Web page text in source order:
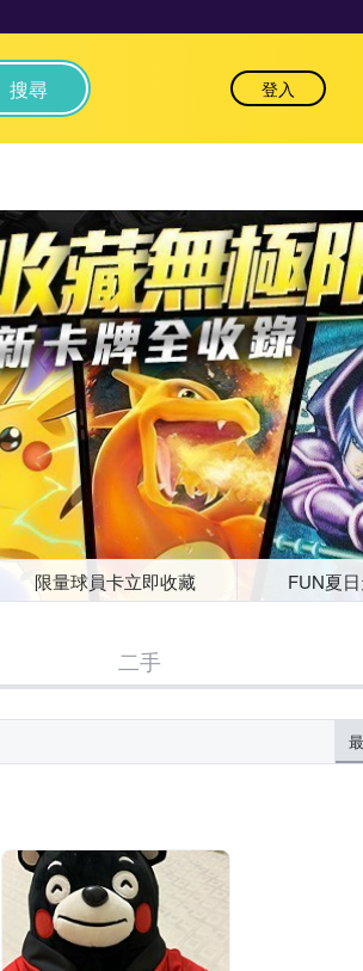
搜尋 登入
限量球員卡立即收藏 FUN夏
二手